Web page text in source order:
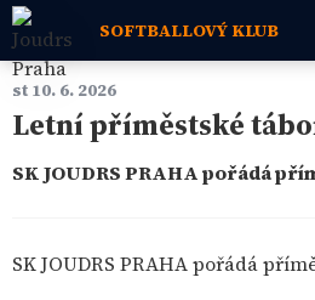
SOFTBALLOVÝ KLUB
st 10. 6. 2026
Letní příměstské
SK JOUDRS PRAHA pořádá
SK JOUDRS PRAHA pořádá